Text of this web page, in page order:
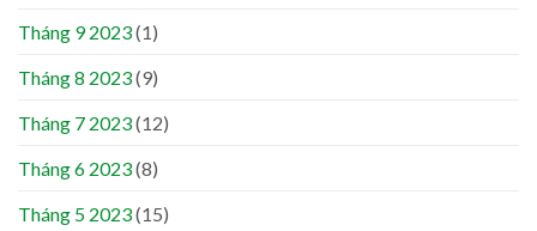
Tháng 9 2023(1)
Tháng 8 2023(9)
Tháng 7 2023(12)
Tháng 6 2023(8)
Tháng 5 2023(15)